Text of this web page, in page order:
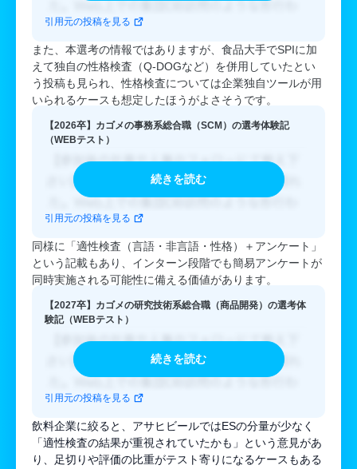
引用元の投稿を見る
また、本選考の情報ではありますが、食品大手でSPIに加
えて独自の性格検査（Q-DOGなど）を併用していたとい
う投稿も見られ、性格検査については企業独自ツールが用
いられるケースも想定したほうがよさそうです。
【2026卒】カゴメの事務系総合職（SCM）の選考体験記
（WEBテスト）
続きを読む
引用元の投稿を見る
同様に「適性検査（言語・非言語・性格）＋アンケート」
という記載もあり、インターン段階でも簡易アンケートが
同時実施される可能性に備える価値があります。
【2027卒】カゴメの研究技術系総合職（商品開発）の選考体
験記（WEBテスト）
続きを読む
引用元の投稿を見る
飲料企業に絞ると、アサヒビールではESの分量が少なく
「適性検査の結果が重視されていたかも」という意見があ
り、足切りや評価の比重がテスト寄りになるケースもある